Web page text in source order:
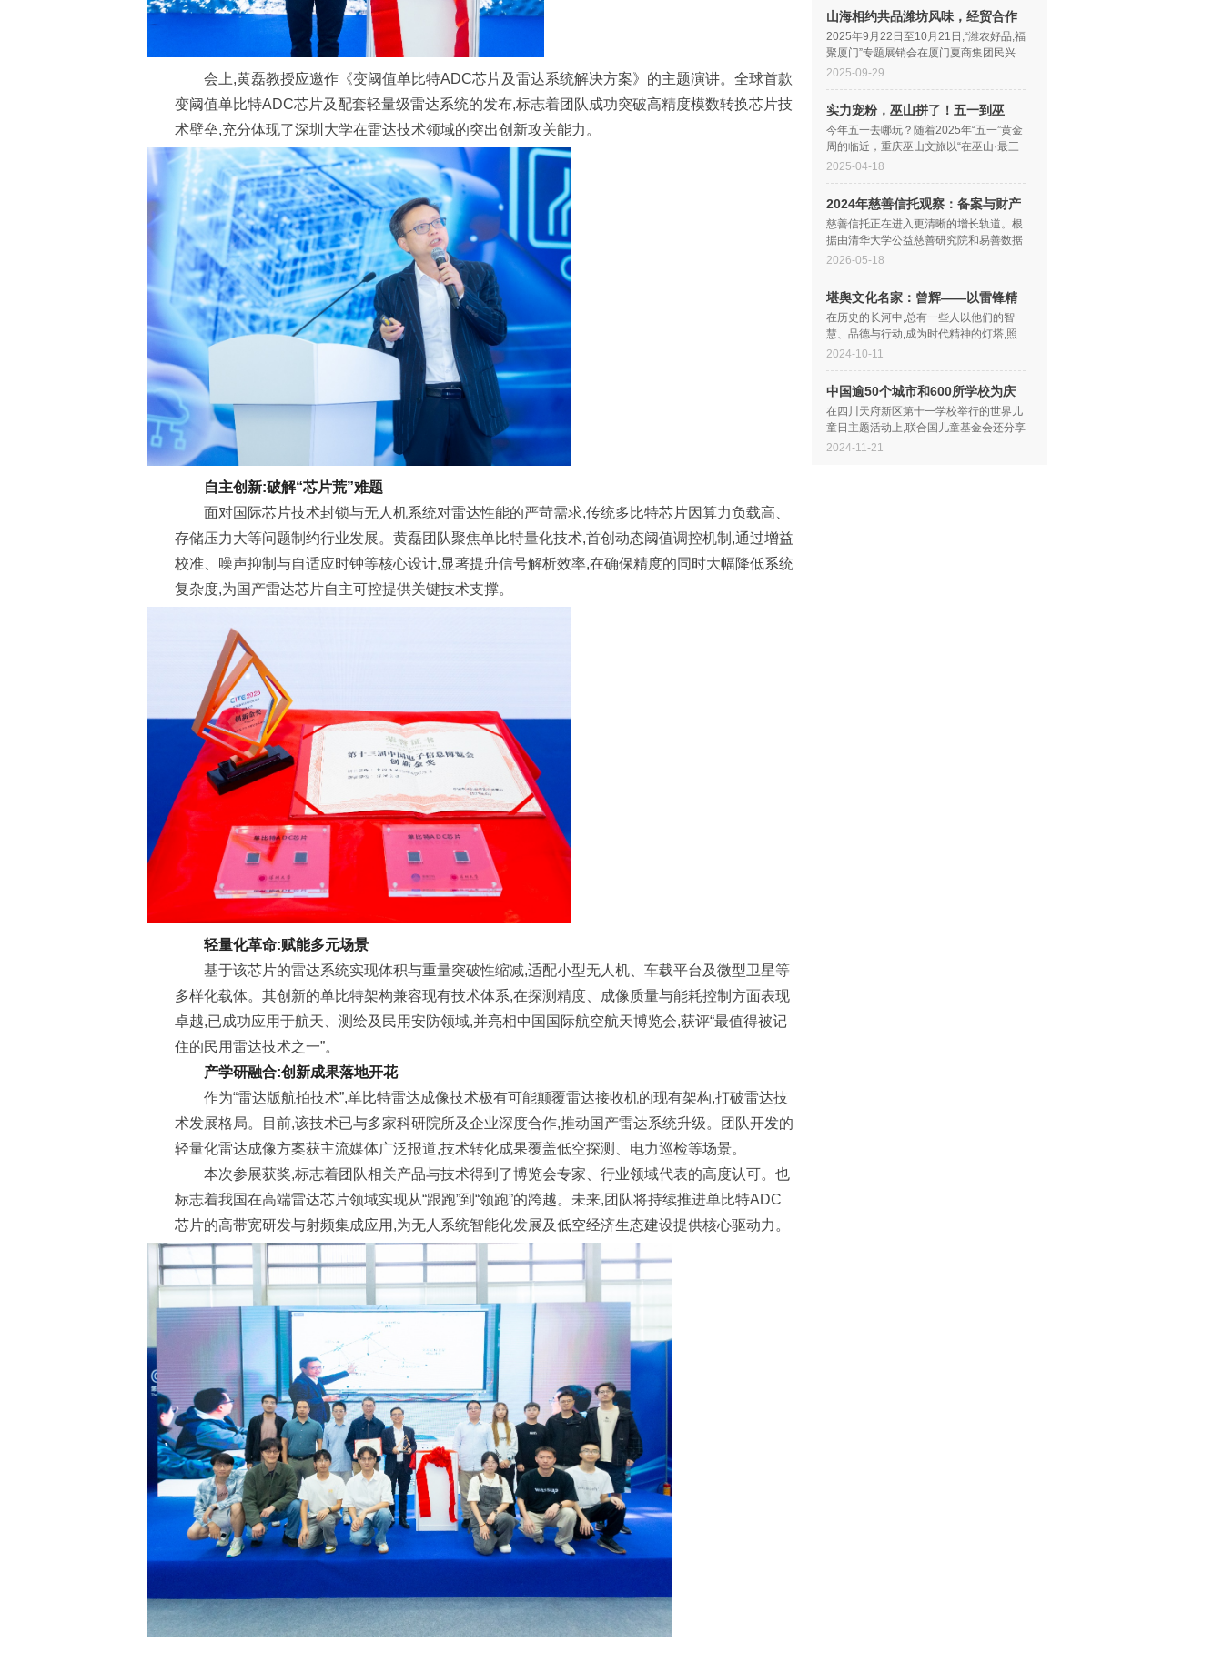
会上,黄磊教授应邀作《变阈值单比特ADC芯片及雷达系统解决方案》的主题演讲。全球首款
变阈值单比特ADC芯片及配套轻量级雷达系统的发布,标志着团队成功突破高精度模数转换芯片技
术壁垒,充分体现了深圳大学在雷达技术领域的突出创新攻关能力。
自主创新:破解“芯片荒”难题
面对国际芯片技术封锁与无人机系统对雷达性能的严苛需求,传统多比特芯片因算力负载高、
存储压力大等问题制约行业发展。黄磊团队聚焦单比特量化技术,首创动态阈值调控机制,通过增益
校准、噪声抑制与自适应时钟等核心设计,显著提升信号解析效率,在确保精度的同时大幅降低系统
复杂度,为国产雷达芯片自主可控提供关键技术支撑。
轻量化革命:赋能多元场景
基于该芯片的雷达系统实现体积与重量突破性缩减,适配小型无人机、车载平台及微型卫星等
多样化载体。其创新的单比特架构兼容现有技术体系,在探测精度、成像质量与能耗控制方面表现
卓越,已成功应用于航天、测绘及民用安防领域,并亮相中国国际航空航天博览会,获评“最值得被记
住的民用雷达技术之一”。
产学研融合:创新成果落地开花
作为“雷达版航拍技术”,单比特雷达成像技术极有可能颠覆雷达接收机的现有架构,打破雷达技
术发展格局。目前,该技术已与多家科研院所及企业深度合作,推动国产雷达系统升级。团队开发的
轻量化雷达成像方案获主流媒体广泛报道,技术转化成果覆盖低空探测、电力巡检等场景。
本次参展获奖,标志着团队相关产品与技术得到了博览会专家、行业领域代表的高度认可。也
标志着我国在高端雷达芯片领域实现从“跟跑”到“领跑”的跨越。未来,团队将持续推进单比特ADC
芯片的高带宽研发与射频集成应用,为无人系统智能化发展及低空经济生态建设提供核心驱动力。
山海相约共品潍坊风味，经贸合作
助推
2025年9月22日至10月21日,“潍农好品,福
聚厦门”专题展销会在厦门夏商集团民兴
超市举办。本次活动以“好品相约·山海相
2025-09-29
实力宠粉，巫山拼了！五一到巫
山，就
今年五一去哪玩？随着2025年“五一”黄金
周的临近，重庆巫山文旅以“在巫山·最三
峡”品牌战略为引领，正式发布文旅服务
2025-04-18
2024年慈善信托观察：备案与财产
规模
慈善信托正在进入更清晰的增长轨道。根
据由清华大学公益慈善研究院和易善数据
联合研究、撰写和发布的《中国慈善捐赠
2026-05-18
堪舆文化名家：曾辉——以雷锋精
神照
在历史的长河中,总有一些人以他们的智
慧、品德与行动,成为时代精神的灯塔,照
亮着后来者的前行之路。曾辉,这位在中国
2024-10-11
中国逾50个城市和600所学校为庆
祝世界
在四川天府新区第十一学校举行的世界儿
童日主题活动上,联合国儿童基金会还分享
了关于儿童青少年心理健康的线上调查结
2024-11-21